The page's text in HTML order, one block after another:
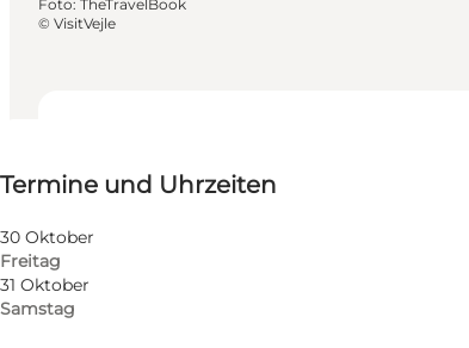
Termine und Uhrzeiten
30 Oktober
Freitag
31 Oktober
Samstag
Kostenlos
Website besuchen
Hunde erlaubt
Foto: TheTravelBook
© VisitVejle